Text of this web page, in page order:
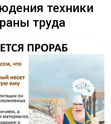
техники
труда